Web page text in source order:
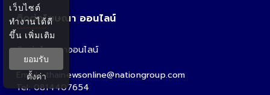
ติดต่อโฆษณา ออนไลน์
ติดต่อโฆษณาออนไลน์
คุณอ้อ
Email : thainewsonline@nationgroup.com
Tel: 0814407654
เว็บไซต์
ทำงานได้ดี
ขึ้น เพิ่มเติม
ยอมรับ
ตั้งค่า